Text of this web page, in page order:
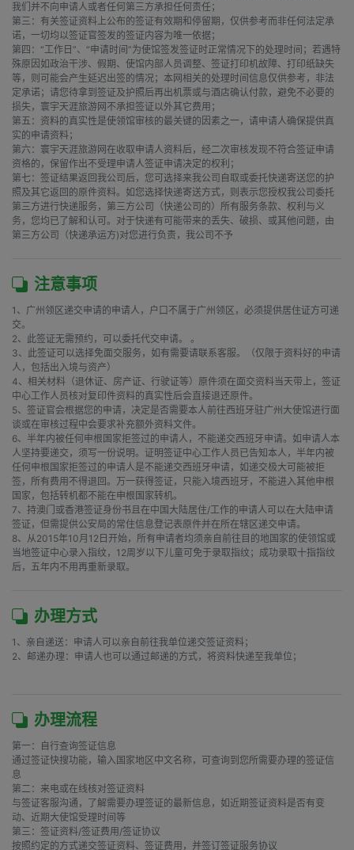
我们并不向申请人或者任何第三方承担任何责任；
第三：有关签证资料上公布的签证有效期和停留期，仅供参考而非任何法定承
诺，一切均以签证官签发的签证内容为唯一依据；
第四：“工作日”、“申请时间”为使馆签发签证时正常情况下的处理时间；若遇特
殊原因如政治干涉、假期、使馆内部人员调整、签证打印机故障、打印纸缺失
等，则可能会产生延迟出签的情况；本网相关的处理时间信息仅供参考，非法
定承诺；请您待拿到签证及护照后再出机票或与酒店确认付款，避免不必要的
损失，寰宇天涯旅游网不承担签证以外其它费用；
第五：资料的真实性是使领馆审核的最关键的因素之一，请申请人确保提供真
实的申请资料；
第六：寰宇天涯旅游网在收取申请人资料后，经二次审核发现不符合签证申请
资格的，保留作出不受理申请人签证申请决定的权利；
第七：签证结果返回我公司后，您可选择来我公司自取或委托快递寄送您的护
照及其它返回的原件资料。如您选择快递寄送方式，则表示您授权我公司委托
第三方进行快递服务，第三方公司（快递公司的）所有服务条款、权利与义
务，您均已了解和认可。对于快递有可能带来的丢失、破损、或其他问题，由
第三方公司（快递承运方)对您进行负责，我公司不予
注意事项
1、广州领区递交申请的申请人，户口不属于广州领区，必须提供居住证方可递
交。
2、此签证无需预约，可以委托代交申请。 。
3、此签证可以选择免面交服务，如有需要请联系客服。（仅限于资料好的申请
人，包括出入境与资产）
4、相关材料（退休证、房产证、行驶证等）原件须在面交资料当天带上，签证
中心工作人员核对复印件资料的真实性后会直接退还原件。
5、签证官会根据您的申请，决定是否需要本人前往西班牙驻广州大使馆进行面
谈或在审核过程中会要求补充额外资料文件。
6、半年内被任何申根国家拒签过的申请人，不能递交西班牙申请。如申请人本
人坚持要递交，须写一份说明。证明签证中心工作人员已告知本人，半年内被
任何申根国家拒签过的申请人是不能递交西班牙申请，如递交极大可能被拒
签，所有费用不得退回。万一获得签证，只能入境西班牙，不能进入其他申根
国家，包括转机都不能在申根国家转机。
7、持澳门或香港签证身份书且在中国大陆居住/工作的申请人可以在大陆申请
签证，但需提供公安局的常住信息登记表原件并在所在辖区递交申请。
8、从2015年10月12日开始，所有申请者均须亲自前往目的地国家的使领馆或
当地签证中心录入指纹，12周岁以下儿童可免于录取指纹；成功录取十指指纹
后，五年内不用再重新录取。
办理方式
1、亲自递送：申请人可以亲自前往我单位递交签证资料；
2、邮递办理：申请人也可以通过邮递的方式，将资料快递至我单位；
办理流程
第一：自行查询签证信息
通过签证快搜功能，输入国家地区中文名称，可查询到您所需要办理的签证信
息
第二：来电或在线核对签证资料
与签证客服沟通，了解需要办理签证的最新信息，如近期签证资料是否有变
动、近期大使馆受理时间等
第三：签证资料/签证费用/签证协议
按照约定的方式递交签证资料、签证费用，并签订签证服务协议